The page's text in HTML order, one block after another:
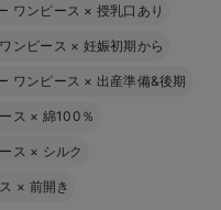
ワンピース × 授乳口あり
ンピース × 妊娠初期から
ワンピース × 出産準備&後期
ス × 綿100％
ス × シルク
× 前開き